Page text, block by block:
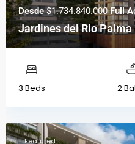
Desde$1.734.840.000Full
Jardines del Rio Palma
3 Beds 2
Featured